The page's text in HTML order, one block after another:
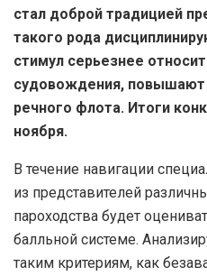
стал доброй традицией
такого рода
стимул серьезнее
судовождения,
речного флота. Итоги
ноября.
В течение навигации
из представителей
пароходства будет
балльной системе.
таким критериям, как